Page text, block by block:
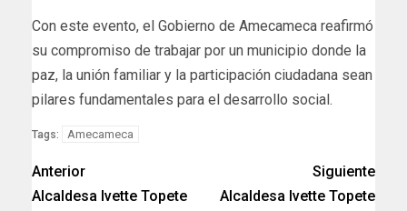
Con este evento, el Gobierno de Amecameca reafirmó
su compromiso de trabajar por un municipio donde la
paz, la unión familiar y la participación ciudadana sean
pilares fundamentales para el desarrollo social.
Tags: Amecameca
Anterior
Alcaldesa Ivette Topete
Siguiente
Alcaldesa Ivette Topete